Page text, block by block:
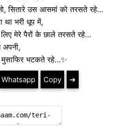
सितारे उस आसमां को तरसते रहे…
भरी धूप में,
मेरे पैरों के छाले तरसते रहे…
अपनी,
भटकते रहे…✨
Whatsapp Copy ➔